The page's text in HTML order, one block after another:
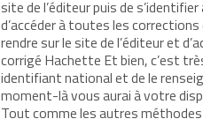
site de l’éditeur puis de
d’accéder à toutes les
rendre sur le site de l’éditeur et
corrigé Hachette Et bien, c’est
identifiant national et de le
moment-là vous aurai à votre
Tout comme les autres